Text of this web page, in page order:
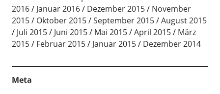
2016
Januar 2016 Dezember 2015
November
2015
Oktober 2015 September 2015
August 2015
Juli 2015
Juni 2015 Mai 2015 April 2015
März
2015
Februar 2015 Januar 2015 Dezember 2014
Meta